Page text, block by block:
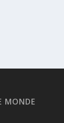
MONDE